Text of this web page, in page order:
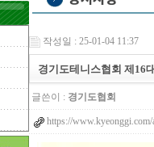
작성일 : 25-01-04 11:37
경기도테니스협회 제16
글쓴이 : 경기도협회
https://